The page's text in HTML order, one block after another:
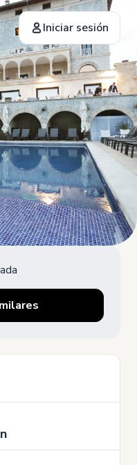
Iniciar sesión